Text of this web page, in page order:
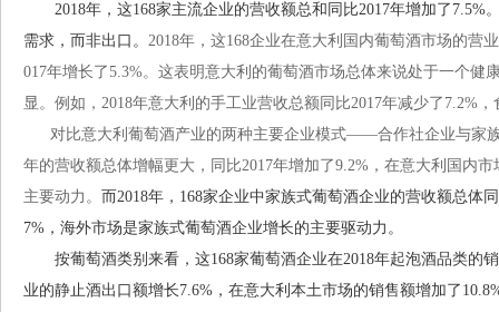
2018年，这168家主流企业的营收额总和同比2017年增加了7.5%
需求，而非出口。 2018年，这168企业在意大利国内葡萄酒市场的营
017年增长了5.3%。这表明意大利的葡萄酒市场总体来说处于一个健
显。例如，2018年意大利的手工业营收总额同比2017年减少了7.2%
对比意大利葡萄酒产业的两种主要企业模式——合作社企业与家族
年的营收额总体增幅更大，同比2017年增加了9.2%，在意大利国内
主要动力。 而2018年，168家企业中家族式葡萄酒企业的营收额总体
7%，海外市场是家族式葡萄酒企业增长的主要驱动力。
按葡萄酒类别来看，这168家葡萄酒企业在2018年起泡酒品类的
业的静止酒出口额增长7.6%，在意大利本土市场的销售额增加了